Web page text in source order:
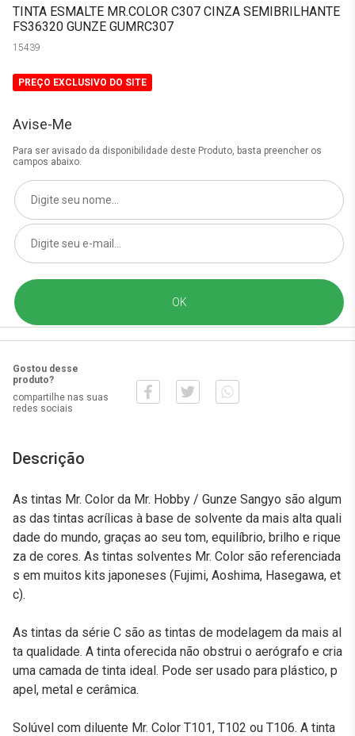
TINTA ESMALTE MR.COLOR C307 CINZA SEMIBRILHANTE
FS36320 GUNZE GUMRC307
15439
PREÇO EXCLUSIVO DO SITE
Avise-Me
Para ser avisado da disponibilidade deste Produto, basta preencher os
campos abaixo.
Gostou desse
produto?
compartilhe nas suas
redes sociais
Descrição
As tintas Mr. Color da Mr. Hobby / Gunze Sangyo são algum
as das tintas acrílicas à base de solvente da mais alta quali
dade do mundo, graças ao seu tom, equilíbrio, brilho e rique
za de cores. As tintas solventes Mr. Color são referenciada
s em muitos kits japoneses (Fujimi, Aoshima, Hasegawa, et
c).
As tintas da série C são as tintas de modelagem da mais al
ta qualidade. A tinta oferecida não obstrui o aerógrafo e cria
uma camada de tinta ideal. Pode ser usado para plástico, p
apel, metal e cerâmica.
Solúvel com diluente Mr. Color T101, T102 ou T106. A tinta